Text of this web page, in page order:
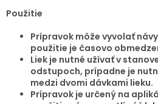
Použitie
Prípravok môže vyvolať
použitie je časovo
Liek je nutné užívať v
odstupoch, prípadne je
medzi dvomi dávkami lieku.
Prípravok je určený na